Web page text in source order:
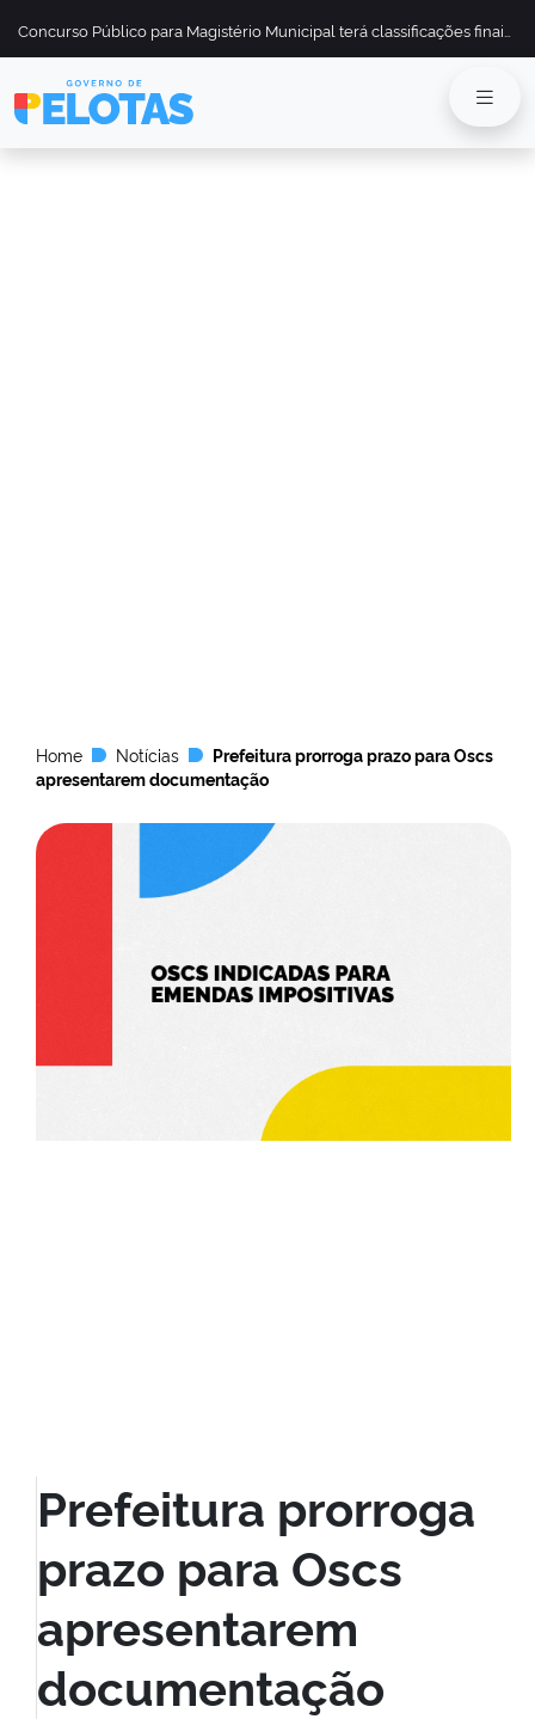
Home Notícias
Prefeitura prorroga prazo para Oscs
apresentarem documentação
Prefeitura prorroga
prazo para Oscs
apresentarem
documentação